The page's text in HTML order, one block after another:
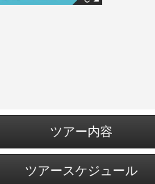
ツアー内容
ツアースケジュール